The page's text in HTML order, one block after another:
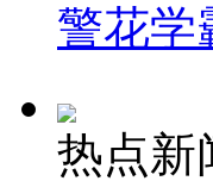
警花学
热点新